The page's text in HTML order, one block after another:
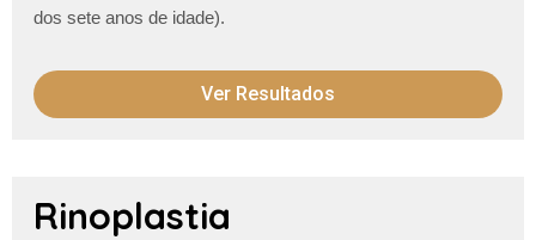
dos sete anos de idade).
Ver Resultados
Rinoplastia